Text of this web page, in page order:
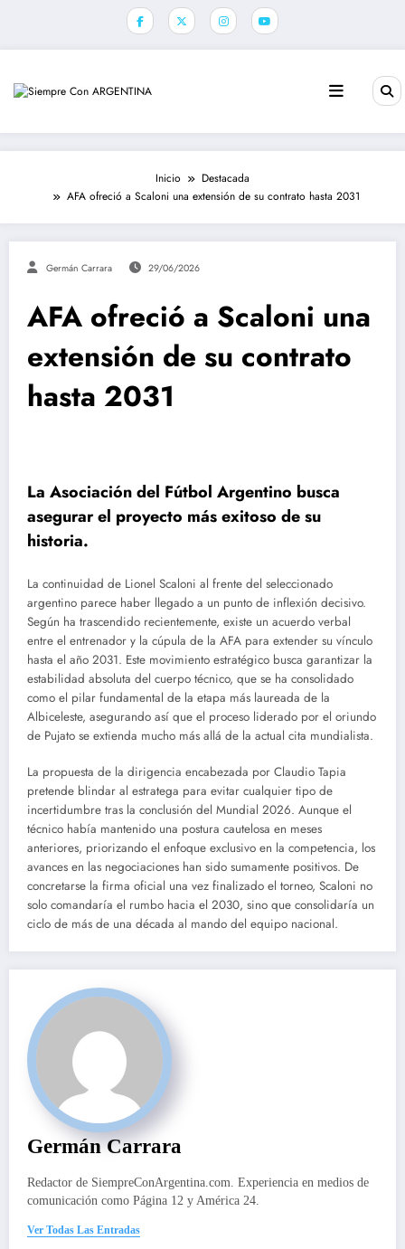
Inicio
Destacada
AFA ofreció a Scaloni una extensión de su contrato hasta 2031
Germán Carrara 29/06/2026
AFA ofreció a Scaloni una
extensión de su contrato
hasta 2031
La Asociación del Fútbol Argentino busca
asegurar el proyecto más exitoso de su
historia.
La continuidad de Lionel Scaloni al frente del seleccionado
argentino parece haber llegado a un punto de inflexión decisivo.
Según ha trascendido recientemente, existe un acuerdo verbal
entre el entrenador y la cúpula de la AFA para extender su vínculo
hasta el año 2031. Este movimiento estratégico busca garantizar la
estabilidad absoluta del cuerpo técnico, que se ha consolidado
como el pilar fundamental de la etapa más laureada de la
Albiceleste, asegurando así que el proceso liderado por el oriundo
de Pujato se extienda mucho más allá de la actual cita mundialista.
La propuesta de la dirigencia encabezada por Claudio Tapia
pretende blindar al estratega para evitar cualquier tipo de
incertidumbre tras la conclusión del Mundial 2026. Aunque el
técnico había mantenido una postura cautelosa en meses
anteriores, priorizando el enfoque exclusivo en la competencia, los
avances en las negociaciones han sido sumamente positivos. De
concretarse la firma oficial una vez finalizado el torneo, Scaloni no
solo comandaría el rumbo hacia el 2030, sino que consolidaría un
ciclo de más de una década al mando del equipo nacional.
Germán Carrara
Redactor de SiempreConArgentina.com. Experiencia en medios de
comunicación como Página 12 y América 24.
Ver Todas Las Entradas